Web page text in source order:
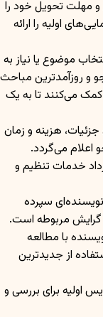
مهلت تحویل خود را
اولیه را ارائه
موضوع یا نیاز به
و روزآمدترین مباحث
می‌کنند تا به یک
هزینه و زمان
اعلام می‌گردد.
خدمات تنظیم و
سپرده
مربوطه است.
با مطالعه
از جدیدترین
اولیه برای بررسی و